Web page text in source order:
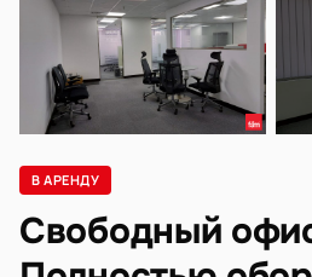
В АРЕНДУ
Свободный офис